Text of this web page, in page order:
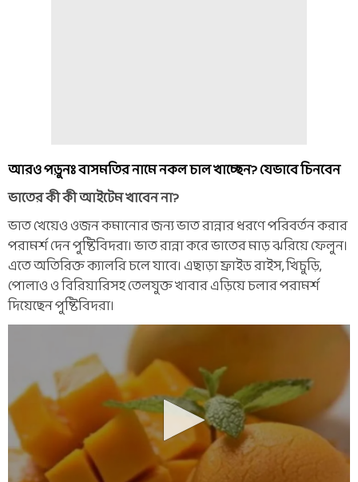
আরও পড়ুনঃ বাসমতির নামে নকল চাল খাচ্ছেন? যেভাবে চিনবেন
ভাতের কী কী আইটেম খাবেন না?
ভাত খেয়েও ওজন কমানোর জন্য ভাত রান্নার ধরণে পরিবর্তন করার
পরামর্শ দেন পুষ্টিবিদরা। ভাত রান্না করে ভাতের মাড় ঝরিয়ে ফেলুন।
এতে অতিরিক্ত ক্যালরি চলে যাবে। এছাড়া ফ্রাইড রাইস, খিচুড়ি,
পোলাও ও বিরিয়ারিসহ তেলযুক্ত খাবার এড়িয়ে চলার পরামর্শ
দিয়েছেন পুষ্টিবিদরা।